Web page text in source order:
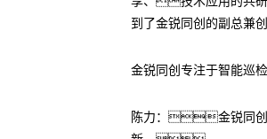
到了金锐同创的副总
金锐同创专注于智能巡
陈力：金锐同创